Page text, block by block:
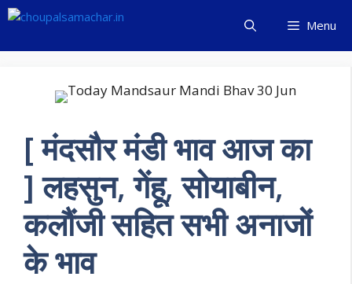
Skip
content
Menu
[ मंदसौर मंडी भाव आज का
] लहसुन, गेंहू, सोयाबीन,
कलौंजी सहित सभी अनाजों
के भाव